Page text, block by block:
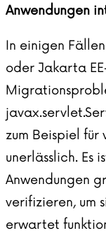
Anwendungen
In einigen
oder Jakarta
zum Beispiel
unerlässlich. Es
Anwendungen
verifizieren, um
erwartet